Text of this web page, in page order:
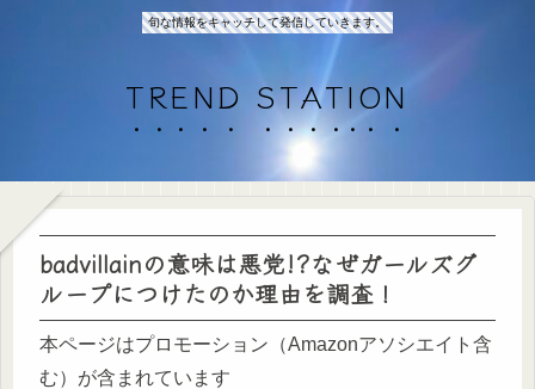
旬な情報をキャッチして発信していきます。
TREND STATION
badvillainの意味は悪党!?なぜガールズグ
ループにつけたのか理由を調査！
本ページはプロモーション（Amazonアソシエイト含
む）が含まれています